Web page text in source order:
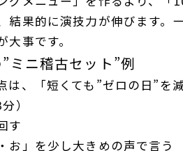
結果的に演技力が伸びます
事です。
ミニ稽古セット”例
は、「短くても”ゼロの日”を
）
す
お」を少し大きめの声で言う